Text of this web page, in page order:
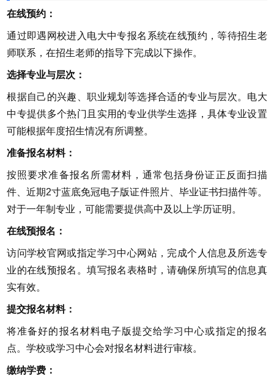
在线预约：
通过即遇网校进入电大中专报名系统在线预约，等待招生老
师联系，在招生老师的指导下完成以下操作。
选择专业与层次：
根据自己的兴趣、职业规划等选择合适的专业与层次。电大
中专提供多个热门且实用的专业供学生选择，具体专业设置
可能根据年度招生情况有所调整。
准备报名材料：
按照要求准备报名所需材料，通常包括身份证正反面扫描
件、近期2寸蓝底免冠电子版证件照片、毕业证书扫描件等。
对于一年制专业，可能需要提供高中及以上学历证明。
在线预报名：
访问学校官网或指定学习中心网站，完成个人信息及所选专
业的在线预报名。填写报名表格时，请确保所填写的信息真
实有效。
提交报名材料：
将准备好的报名材料电子版提交给学习中心或指定的报名
点。学校或学习中心会对报名材料进行审核。
缴纳学费：